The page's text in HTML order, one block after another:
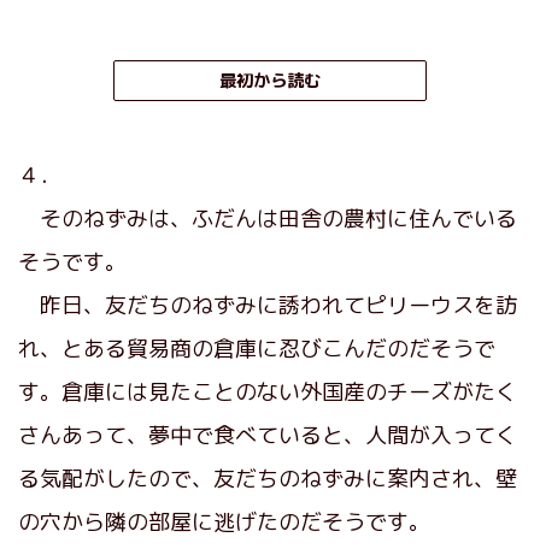
最初から読む
４．
そのねずみは、ふだんは田舎の農村に住んでいる
そうです。
昨日、友だちのねずみに誘われてピリーウスを訪
れ、とある貿易商の倉庫に忍びこんだのだそうで
す。倉庫には見たことのない外国産のチーズがたく
さんあって、夢中で食べていると、人間が入ってく
る気配がしたので、友だちのねずみに案内され、壁
の穴から隣の部屋に逃げたのだそうです。